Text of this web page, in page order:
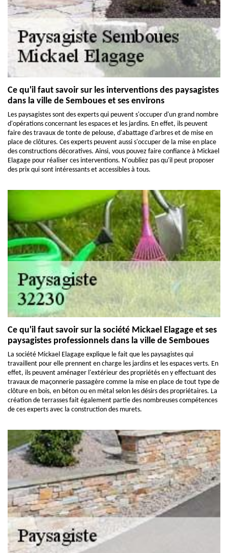
Ce qu'il faut savoir sur les interventions des paysagistes
dans la ville de Semboues et ses environs
Les paysagistes sont des experts qui peuvent s'occuper d'un grand nombre
d'opérations concernant les espaces et les jardins. En effet, ils peuvent
faire des travaux de tonte de pelouse, d'abattage d'arbres et de mise en
place de clôtures. Ces experts peuvent aussi s'occuper de la mise en place
des constructions décoratives. Ainsi, vous pouvez faire confiance à Mickael
Elagage pour réaliser ces interventions. N'oubliez pas qu'il peut proposer
des prix qui sont intéressants et accessibles à tous.
Ce qu'il faut savoir sur la société Mickael Elagage et ses
paysagistes professionnels dans la ville de Semboues
La société Mickael Elagage explique le fait que les paysagistes qui
travaillent pour elle prennent en charge les jardins et les espaces verts. En
effet, ils peuvent aménager l'extérieur des propriétés en y effectuant des
travaux de maçonnerie passagère comme la mise en place de tout type de
clôture en bois, en béton ou en métal selon les désirs des propriétaires. La
création de terrasses fait également partie des nombreuses compétences
de ces experts avec la construction des murets.